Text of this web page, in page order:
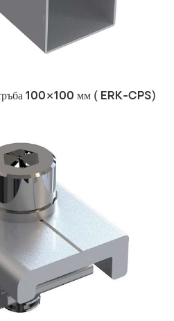
100×100 мм ( ERK-CPS)